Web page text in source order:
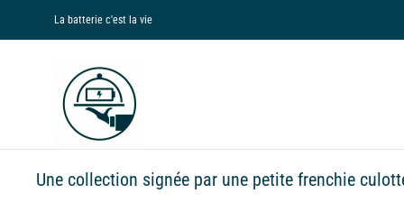
au
La batterie c'est la vie
Une collection signée par une petite frenchie